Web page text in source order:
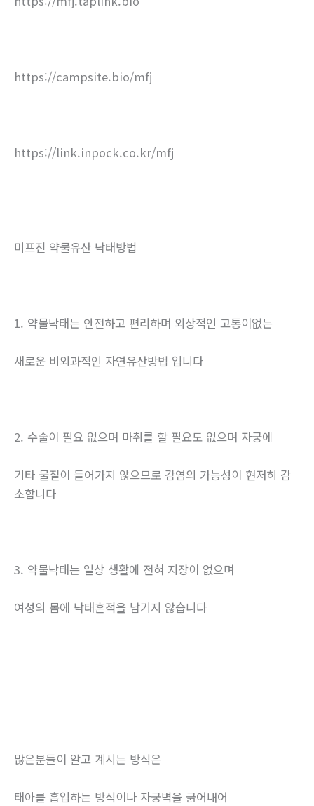
https://campsite.bio/mfj
https://link.inpock.co.kr/mfj
미프진 약물유산 낙태방법
1. 약물낙태는 안전하고 편리하며 외상적인 고통이없는
새로운 비외과적인 자연유산방법 입니다
2. 수술이 필요 없으며 마취를 할 필요도 없으며 자궁에
기타 물질이 들어가지 않으므로 감염의 가능성이 현저히 감
소합니다
3. 약물낙태는 일상 생활에 전혀 지장이 없으며
여성의 몸에 낙태흔적을 남기지 않습니다
많은분들이 알고 계시는 방식은
태아를 흡입하는 방식이나 자궁벽을 긁어내어